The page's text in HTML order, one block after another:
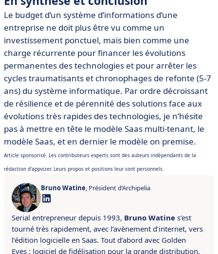
Le budget d’un système d’informations d’une
entreprise ne doit plus être vu comme un
investissement ponctuel, mais bien comme une
charge récurrente pour financer les évolutions
permanentes des technologies et pour arrêter les
cycles traumatisants et chronophages de refonte (5-7
ans) du système informatique. Par ordre décroissant
de résilience et de pérennité des solutions face aux
évolutions très rapides des technologies, je n’hésite
pas à mettre en tête le modèle Saas multi-tenant, le
modèle Saas, et en dernier le modèle on premise.
Article sponsorisé. Les contributeurs experts sont des auteurs indépendants de la
rédaction d’appvizer. Leurs propos et positions leur sont personnels.
Bruno Watine, Président d’Archipelia
Serial entrepreneur depuis 1993, Bruno Watine s’est
tourné très rapidement, avec l’avènement d’internet, vers
l’édition logicielle en Saas. Tout d’abord avec Golden
Eyes : logiciel de fidélisation pour la grande distribution,